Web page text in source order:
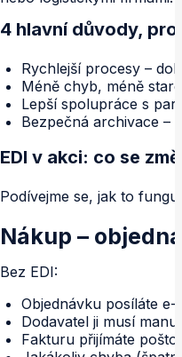
4 hlavní důvody,
Rychlejší procesy –
Méně chyb, méně
Lepší spolupráce s
Bezpečná archivace –
EDI v akci: co se
Podívejme se, jak to
Nákup –
Bez EDI:
Objednávku posíláte
Dodavatel ji musí
Fakturu přijímáte